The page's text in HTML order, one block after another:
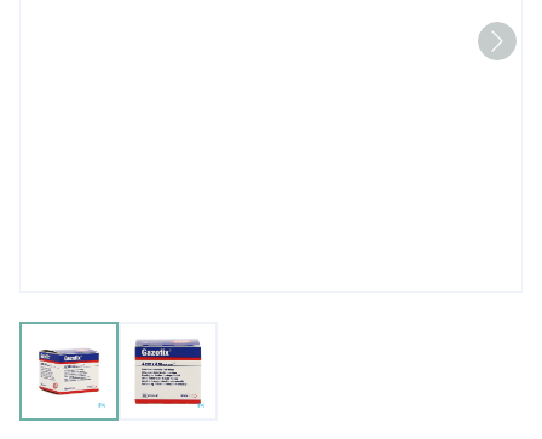
View larger imageView larger image